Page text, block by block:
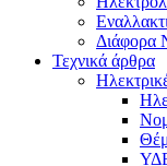
Διάφορα
Τεχνικά άρθρα